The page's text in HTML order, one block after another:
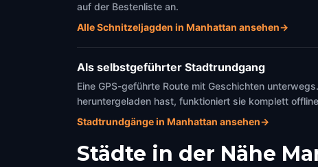
auf der Bestenliste an.
Alle Schnitzeljagden in Manhattan ansehen→
Als selbstgeführter Stadtrundgang
Eine GPS-geführte Route mit Geschichten
heruntergeladen hast, funktioniert sie komplett
Stadtrundgänge in Manhattan ansehen→
Städte in der Nähe